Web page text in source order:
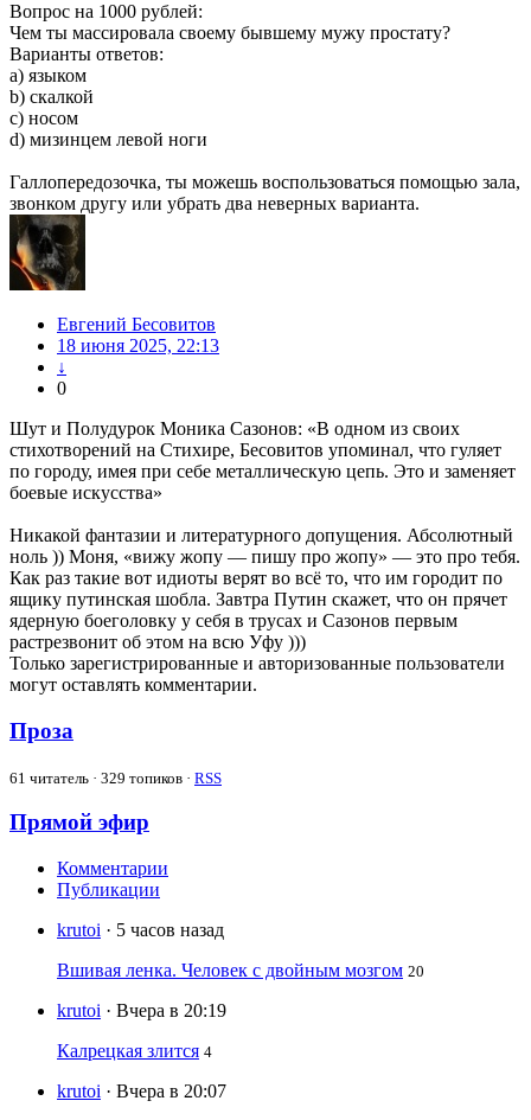
Вопрос на 1000 рублей:
Чем ты массировала своему бывшему мужу простату?
Варианты ответов:
а) языком
b) скалкой
с) носом
d) мизинцем левой ноги
Галлопередозочка, ты можешь воспользоваться помощью зала,
звонком другу или убрать два неверных варианта.
Евгений Бесовитов
18 июня 2025, 22:13
↓
0
Шут и Полудурок Моника Сазонов: «В одном из своих
стихотворений на Стихире, Бесовитов упоминал, что гуляет
по городу, имея при себе металлическую цепь. Это и заменяет
боевые искусства»
Никакой фантазии и литературного допущения. Абсолютный
ноль )) Моня, «вижу жопу — пишу про жопу» — это про тебя.
Как раз такие вот идиоты верят во всё то, что им городит по
ящику путинская шобла. Завтра Путин скажет, что он прячет
ядерную боеголовку у себя в трусах и Сазонов первым
растрезвонит об этом на всю Уфу )))
Только зарегистрированные и авторизованные пользователи
могут оставлять комментарии.
Проза
61 читатель · 329 топиков · RSS
Прямой эфир
Комментарии
Публикации
krutoi · 5 часов назад
Вшивая ленка. Человек с двойным мозгом 20
krutoi · Вчера в 20:19
Калрецкая злится 4
krutoi · Вчера в 20:07